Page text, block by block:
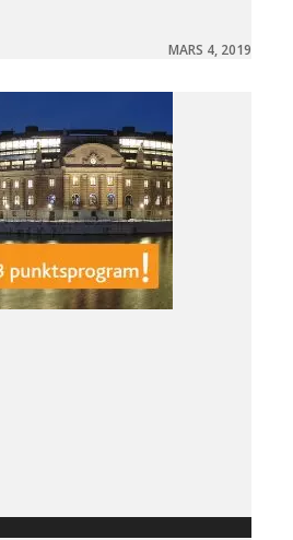
MARS 4, 2019